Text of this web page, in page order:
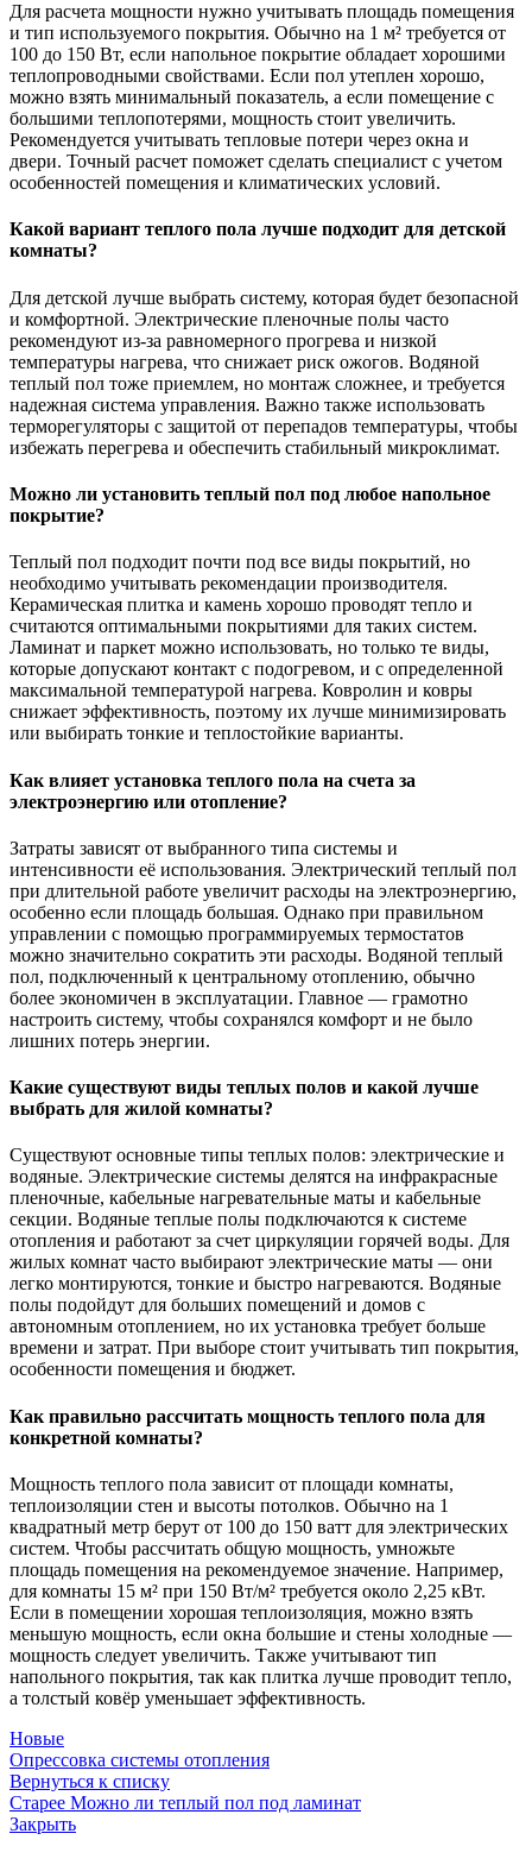
Для расчета мощности нужно учитывать площадь помещения
и тип используемого покрытия. Обычно на 1 м² требуется от
100 до 150 Вт, если напольное покрытие обладает хорошими
теплопроводными свойствами. Если пол утеплен хорошо,
можно взять минимальный показатель, а если помещение с
большими теплопотерями, мощность стоит увеличить.
Рекомендуется учитывать тепловые потери через окна и
двери. Точный расчет поможет сделать специалист с учетом
особенностей помещения и климатических условий.
Какой вариант теплого пола лучше подходит для детской
комнаты?
Для детской лучше выбрать систему, которая будет безопасной
и комфортной. Электрические пленочные полы часто
рекомендуют из-за равномерного прогрева и низкой
температуры нагрева, что снижает риск ожогов. Водяной
теплый пол тоже приемлем, но монтаж сложнее, и требуется
надежная система управления. Важно также использовать
терморегуляторы с защитой от перепадов температуры, чтобы
избежать перегрева и обеспечить стабильный микроклимат.
Можно ли установить теплый пол под любое напольное
покрытие?
Теплый пол подходит почти под все виды покрытий, но
необходимо учитывать рекомендации производителя.
Керамическая плитка и камень хорошо проводят тепло и
считаются оптимальными покрытиями для таких систем.
Ламинат и паркет можно использовать, но только те виды,
которые допускают контакт с подогревом, и с определенной
максимальной температурой нагрева. Ковролин и ковры
снижает эффективность, поэтому их лучше минимизировать
или выбирать тонкие и теплостойкие варианты.
Как влияет установка теплого пола на счета за
электроэнергию или отопление?
Затраты зависят от выбранного типа системы и
интенсивности её использования. Электрический теплый пол
при длительной работе увеличит расходы на электроэнергию,
особенно если площадь большая. Однако при правильном
управлении с помощью программируемых термостатов
можно значительно сократить эти расходы. Водяной теплый
пол, подключенный к центральному отоплению, обычно
более экономичен в эксплуатации. Главное — грамотно
настроить систему, чтобы сохранялся комфорт и не было
лишних потерь энергии.
Какие существуют виды теплых полов и какой лучше
выбрать для жилой комнаты?
Существуют основные типы теплых полов: электрические и
водяные. Электрические системы делятся на инфракрасные
пленочные, кабельные нагревательные маты и кабельные
секции. Водяные теплые полы подключаются к системе
отопления и работают за счет циркуляции горячей воды. Для
жилых комнат часто выбирают электрические маты — они
легко монтируются, тонкие и быстро нагреваются. Водяные
полы подойдут для больших помещений и домов с
автономным отоплением, но их установка требует больше
времени и затрат. При выборе стоит учитывать тип покрытия,
особенности помещения и бюджет.
Как правильно рассчитать мощность теплого пола для
конкретной комнаты?
Мощность теплого пола зависит от площади комнаты,
теплоизоляции стен и высоты потолков. Обычно на 1
квадратный метр берут от 100 до 150 ватт для электрических
систем. Чтобы рассчитать общую мощность, умножьте
площадь помещения на рекомендуемое значение. Например,
для комнаты 15 м² при 150 Вт/м² требуется около 2,25 кВт.
Если в помещении хорошая теплоизоляция, можно взять
меньшую мощность, если окна большие и стены холодные —
мощность следует увеличить. Также учитывают тип
напольного покрытия, так как плитка лучше проводит тепло,
а толстый ковёр уменьшает эффективность.
Новые
Опрессовка системы отопления
Вернуться к списку
Старее Можно ли теплый пол под ламинат
Закрыть